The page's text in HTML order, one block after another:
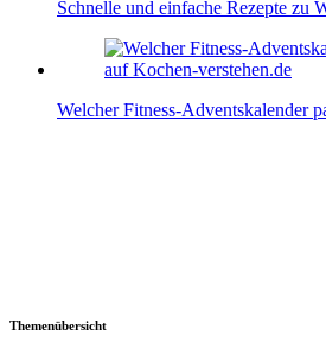
Schnelle und einfache Rezepte zu
Welcher Fitness-Adventskalender
Themenübersicht